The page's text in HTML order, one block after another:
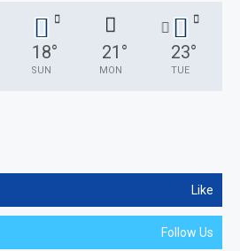
18°
SUN
21 °
MON
23°
TUE
Like
Follow Us